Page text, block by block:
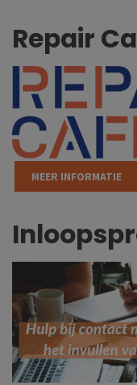
Repair
MEER INFORMATIE